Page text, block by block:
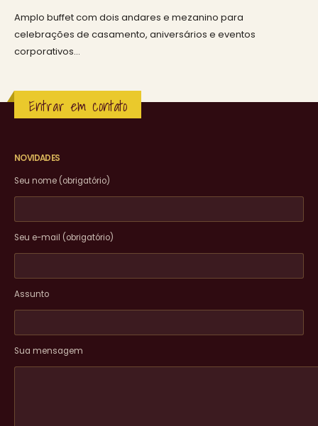
Amplo buffet com dois andares e mezanino para
celebrações de casamento, aniversários e eventos
corporativos…
Entrar em contato
NOVIDADES
Seu nome (obrigatório)
Seu e-mail (obrigatório)
Assunto
Sua mensagem